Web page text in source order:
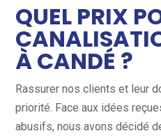
QUEL PRIX
À CANDÉ ?
Rassurer nos clients et leur
priorité. Face aux idées
abusifs, nous avons décidé